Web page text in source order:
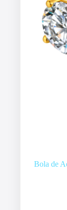
Bola de